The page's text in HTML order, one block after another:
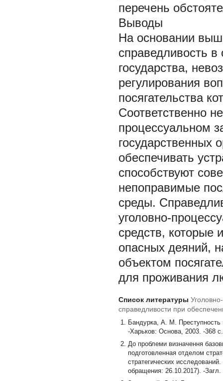
перечень
Выводы
На основании
справедливость
государства,
регулирования
посягательства
Соответственно
процессуальном
государственных
обеспечивать
способствуют
непоправимые
среды.
уголовно-
средств, которые
опасных деяний,
объектом
для проживания
Список литературы
справедливости при
Бандурка, А. М.
-Харьков: Основа, 2003. -368 с.
До проблеми визначення
подготовленная отделом
стратегических
обращения: 26.10.2017). -Загл.